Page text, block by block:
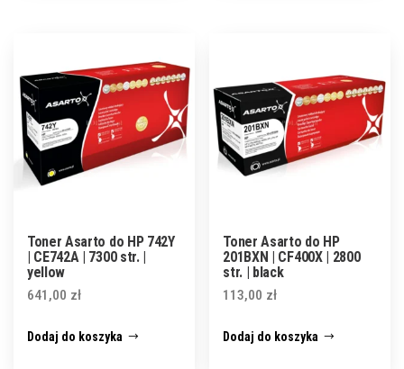
Toner Asarto do HP 742Y
| CE742A | 7300 str. |
yellow
641,00 zł
Dodaj do koszyka
Toner Asarto do HP
201BXN | CF400X | 2800
str. | black
113,00 zł
Dodaj do koszyka